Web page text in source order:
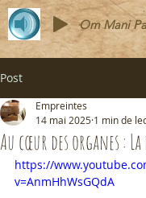
Om Mani
Post
Au cœur des organes :
Empreintes
14 mai 2025 1 min de
https://
v=AnmHhWsGQdA